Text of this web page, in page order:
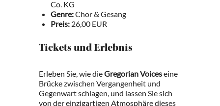
Co. KG
Genre:Chor & Gesang
Preis: 26,00 EUR
Tickets und Erlebnis
Erleben Sie, wie dieGregorian Voiceseine
Brücke zwischen Vergangenheit und
Gegenwart schlagen, und lassen Sie sich
von der einzigartigen Atmosphäre dieses